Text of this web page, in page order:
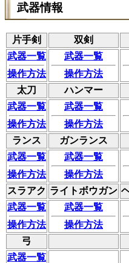
武器情報
片手剣 双剣
武器一覧
操作方法
武器一覧
操作方法
太刀
ハンマー
武器一覧
操作方法
武器一覧
操作方法
ランス
ガンランス
武器一覧
操作方法
武器一覧
操作方法
スラアク ライトボウガン
武器一覧
操作方法
武器一覧
操作方法
弓
武器一覧